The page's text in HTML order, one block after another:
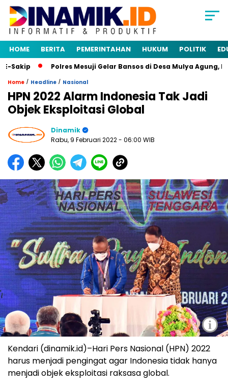
HOME BERITA PEMERINTAHAN HUKUM POLITIK
Polres Mesuji Gelar Bansos di Desa Mulya Agung,
Home / Headline / Nasional
HPN 2022 Alarm Indonesia Tak Jadi
Objek Eksploitasi Global
Dinamik
Rabu, 9 Februari 2022- 06:00 WIB
i
Kendari (dinamik.id)–Hari Pers Nasional (HPN) 2022
harus menjadi pengingat agar Indonesia tidak hanya
menjadi objek eksploitasi raksasa global.